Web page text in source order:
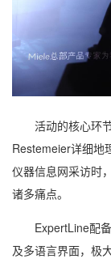
活动的核心环节
Restemeier详细地
仪器信息网采访时
诸多痛点。
ExpertLine配备
及多语言界面，极